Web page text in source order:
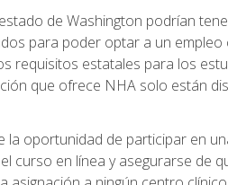
de Washington podrían
para poder optar a un
requisitos estatales para los
que ofrece NHA solo están
la oportunidad de participar en
curso en línea y asegurarse de